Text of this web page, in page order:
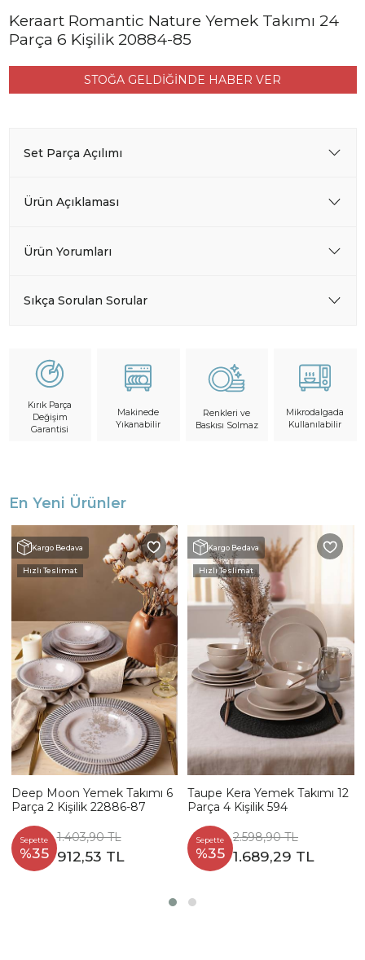
Keraart Romantic Nature Yemek Takımı 24
Parça 6 Kişilik 20884-85
STOĞA GELDİĞİNDE HABER VER
Set Parça Açılımı
Ürün Açıklaması
Ürün Yorumları
Sıkça Sorulan Sorular
Kırık Parça
Değişim
Garantisi
Makinede
Yıkanabilir
Renkleri ve
Baskısı Solmaz
Mikrodalgada
Kullanılabilir
En Yeni Ürünler
Kargo Bedava
Hızlı Teslimat
Deep Moon Yemek Takımı 6
Parça 2 Kişilik 22886-87
Sepette
%35
1.403,90 TL
912,53 TL
Kargo Bedava
Hızlı Teslimat
Taupe Kera Yemek Takımı 12
Parça 4 Kişilik 594
Sepette
%35
2.598,90 TL
1.689,29 TL